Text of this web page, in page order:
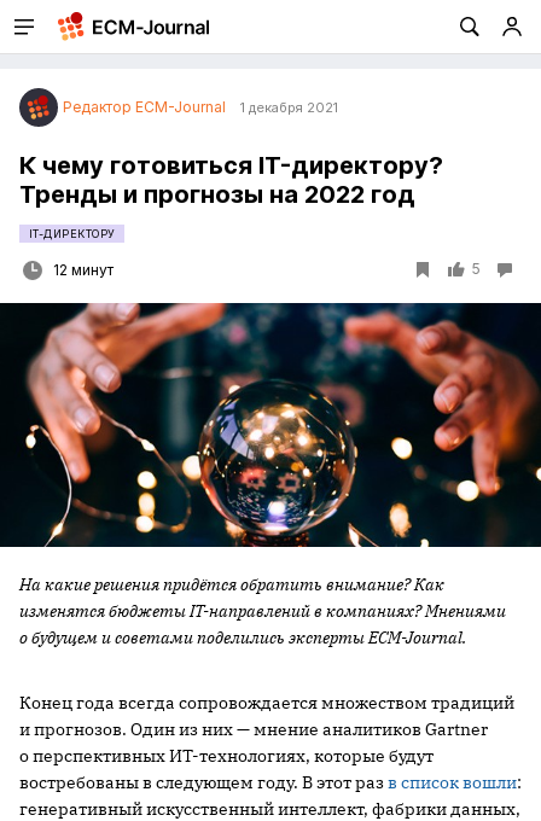
Редактор ECM-Journal 1 декабря 2021
К чему готовиться IT-директору?
Тренды и прогнозы на 2022 год
IT-ДИРЕКТОРУ
12 минут 5
На какие решения придётся обратить внимание? Как
изменятся бюджеты IT-направлений в компаниях? Мнениями
о будущем и советами поделились эксперты ECM-Journal.
Конец года всегда сопровождается множеством традиций
и прогнозов. Один из них — мнение аналитиков Gartner
о перспективных ИТ-технологиях, которые будут
востребованы в следующем году. В этот разв список вошли:
генеративный искусственный интеллект, фабрики данных,